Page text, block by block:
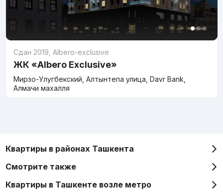
Сдан 2019 Albero-exclusive
ЖК «Albero Exclusive»
Мирзо-Улугбекский, Алтынтепа улица, Davr Bank,
Алмачи махалля
Квартиры в районах Ташкента
Смотрите также
Квартиры в Ташкенте возле метро